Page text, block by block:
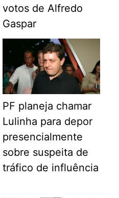
votos de Alfredo
Gaspar
PF planeja chamar
Lulinha para depor
presencialmente
sobre suspeita de
tráfico de influência